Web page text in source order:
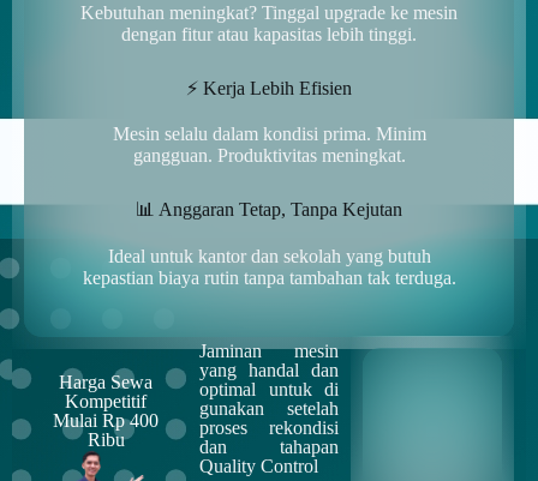
Kebutuhan meningkat? Tinggal upgrade ke mesin
dengan fitur atau kapasitas lebih tinggi.
⚡ Kerja Lebih Efisien
Mesin selalu dalam kondisi prima. Minim
gangguan. Produktivitas meningkat.
📊 Anggaran Tetap, Tanpa Kejutan
Ideal untuk kantor dan sekolah yang butuh
kepastian biaya rutin tanpa tambahan tak terduga.
Harga Sewa
Kompetitif
Mulai Rp 400
Ribu
Jaminan mesin
yang handal dan
optimal untuk di
gunakan setelah
proses rekondisi
dan tahapan
Quality Control